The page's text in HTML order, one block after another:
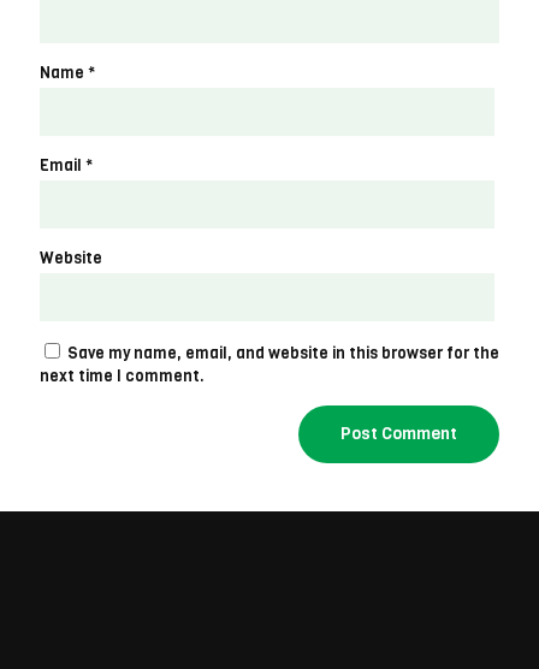
Name *
Email *
Website
Save my name, email, and website in this browser for the
next time I comment.